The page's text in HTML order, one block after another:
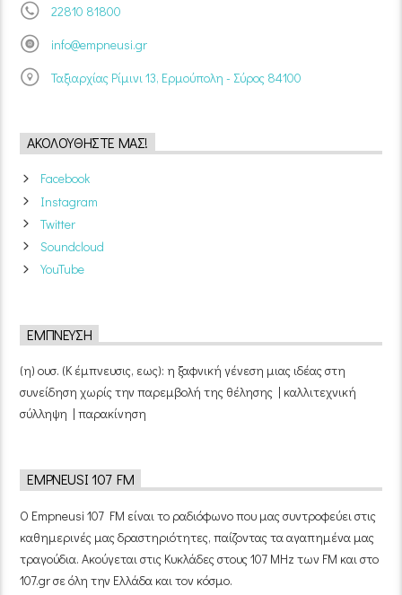
22810 81800
info@empneusi.gr
Ταξιαρχίας Ρίμινι 13, Ερμούπολη - Σύρος 84100
ΑΚΟΛΟΥΘΉΣΤΕ ΜΑΣ!
Facebook
Instagram
Twitter
Soundcloud
YouTube
ΈΜΠΝΕΥΣΗ
(η) ουσ. (Κ έμπνευσις, εως): η ξαφνική γένεση μιας ιδέας στη
συνείδηση χωρίς την παρεμβολή της θέλησης | καλλιτεχνική
σύλληψη | παρακίνηση
EMPNEUSI 107 FM
Ο Empneusi 107 FM είναι το ραδιόφωνο που μας συντροφεύει στις
καθημερινές μας δραστηριότητες, παίζοντας τα αγαπημένα μας
τραγούδια. Ακούγεται στις Κυκλάδες στους 107 MHz των FM και στο
107.gr σε όλη την Ελλάδα και τον κόσμο.